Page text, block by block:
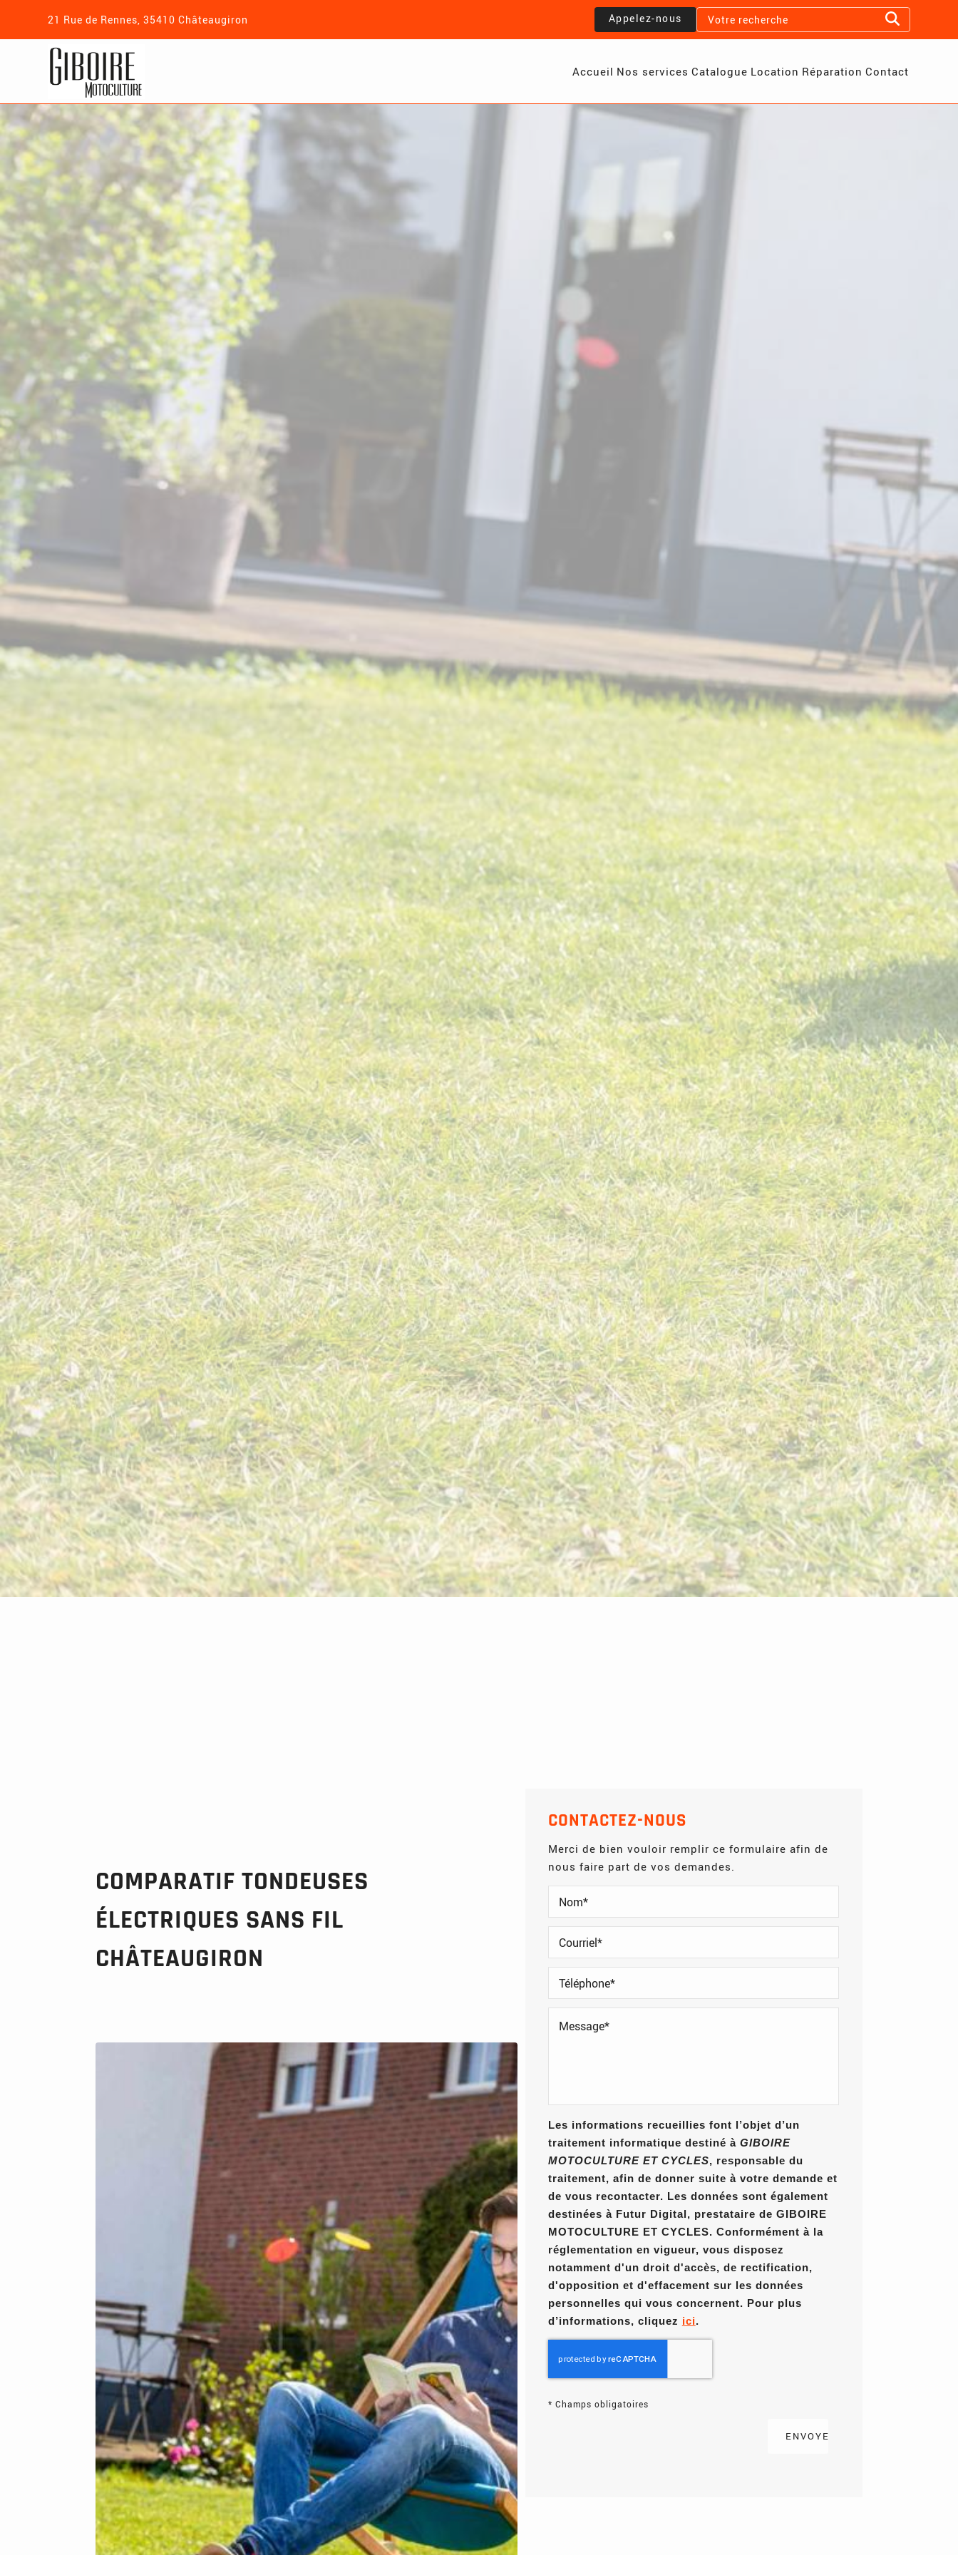
21 Rue de Rennes, 35410 Châteaugiron Appelez-nous
Accueil Nos services Catalogue Location Réparation Contact
COMPARATIF TONDEUSES
ÉLECTRIQUES SANS FIL
CHÂTEAUGIRON
CONTACTEZ-NOUS
Merci de bien vouloir remplir ce formulaire afin de
nous faire part de vos demandes.
Les informations recueillies font l’objet d’un
traitement informatique destiné àGIBOIRE
MOTOCULTURE ET CYCLES, responsable du
traitement, afin de donner suite à votre demande et
de vous recontacter. Les données sont également
destinées à Futur Digital, prestataire de GIBOIRE
MOTOCULTURE ET CYCLES. Conformément à la
réglementation en vigueur, vous disposez
notamment d'un droit d'accès, de rectification,
d'opposition et d'effacement sur les données
personnelles qui vous concernent. Pour plus
d’informations, cliquez ici.
* Champs obligatoires